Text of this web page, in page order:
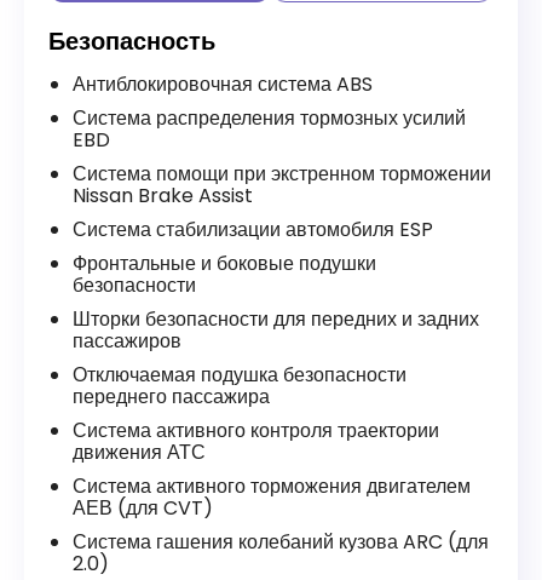
Безопасность
Антиблокировочная система ABS
Система распределения тормозных усилий
EBD
Система помощи при экстренном торможении
Nissan Brake Assist
Система стабилизации автомобиля ESP
Фронтальные и боковые подушки
безопасности
Шторки безопасности для передних и задних
пассажиров
Отключаемая подушка безопасности
переднего пассажира
Система активного контроля траектории
движения АТС
Система активного торможения двигателем
АЕВ (для CVT)
Система гашения колебаний кузова ARC (для
2.0)